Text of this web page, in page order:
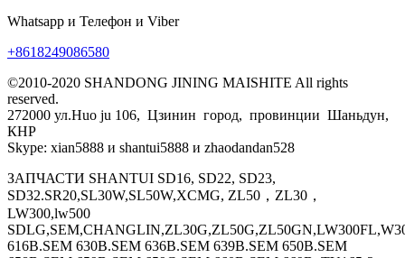
Whatsapp и Телефон и Viber
+8618249086580
©2010-2020 SHANDONG JINING MAISHITE All rights
reserved.
272000 ул.Huo ju 106, Цзинин город, провинции Шаньдун,
КНР
Skype: xian5888 и shantui5888 и zhaodandan528
ЗАПЧАСТИ SHANTUI SD16, SD22, SD23,
SD32.SR20,SL30W,SL50W,XCMG, ZL50，ZL30，
LW300,lw500
616B.SEM 630B.SEM 636B.SEM 639B.SEM 650B.SEM